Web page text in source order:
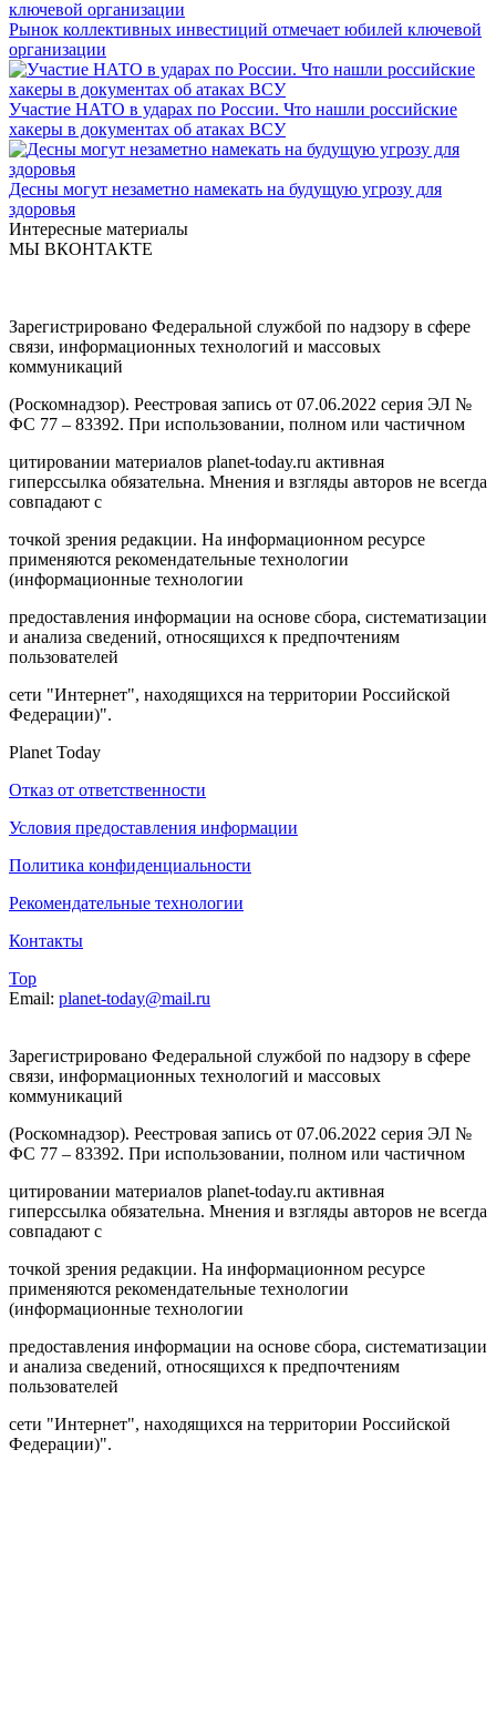
Рынок коллективных инвестиций отмечает юбилей ключевой
организации
Участие НАТО в ударах по России. Что нашли российские
хакеры в документах об атаках ВСУ
Десны могут незаметно намекать на будущую угрозу для
здоровья
Интересные материалы
МЫ ВКОНТАКТЕ
Зарегистрировано Федеральной службой по надзору в сфере
связи, информационных технологий и массовых
коммуникаций
(Роскомнадзор). Реестровая запись от 07.06.2022 серия ЭЛ №
ФС 77 – 83392. При использовании, полном или частичном
цитировании материалов planet-today.ru активная
гиперссылка обязательна. Мнения и взгляды авторов не всегда
совпадают с
точкой зрения редакции. На информационном ресурсе
применяются рекомендательные технологии
(информационные технологии
предоставления информации на основе сбора, систематизации
и анализа сведений, относящихся к предпочтениям
пользователей
сети "Интернет", находящихся на территории Российской
Федерации)".
Planet Today
Отказ от ответственности
Условия предоставления информации
Политика конфиденциальности
Рекомендательные технологии
Контакты
Top
Email: planet-today@mail.ru
Зарегистрировано Федеральной службой по надзору в сфере
связи, информационных технологий и массовых
коммуникаций
(Роскомнадзор). Реестровая запись от 07.06.2022 серия ЭЛ №
ФС 77 – 83392. При использовании, полном или частичном
цитировании материалов planet-today.ru активная
гиперссылка обязательна. Мнения и взгляды авторов не всегда
совпадают с
точкой зрения редакции. На информационном ресурсе
применяются рекомендательные технологии
(информационные технологии
предоставления информации на основе сбора, систематизации
и анализа сведений, относящихся к предпочтениям
пользователей
сети "Интернет", находящихся на территории Российской
Федерации)".